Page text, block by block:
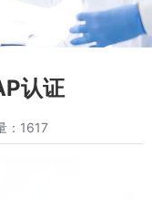
认证
：1617